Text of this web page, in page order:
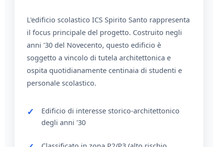
L'edificio scolastico ICS Spirito Santo rappresenta
il focus principale del progetto. Costruito negli
anni '30 del Novecento, questo edificio è
soggetto a vincolo di tutela architettonica e
ospita quotidianamente centinaia di studenti e
personale scolastico.
Edificio di interesse storico-architettonico
degli anni '30